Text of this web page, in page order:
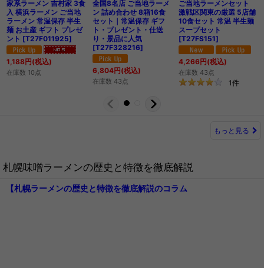
家系ラーメン 吉村家 3食
入 横浜ラーメン ご当地
ラーメン 常温保存 半生
麺 お土産 ギフト プレゼ
ント [T27F011925]
1,188 円(税込)
在庫数 10点
全国8名店 ご当地ラーメ
ン 詰め合わせ 8箱16食
セット｜常温保存 ギフ
ト・プレゼント・仕送
り・景品に人気
[T27F328216]
6,804円(税込)
在庫数 43点
ご当地ラーメンセット
激戦区関東の厳選 5店舗
10食セット 常温 半生麺
スープセット
[T27FS151]
4,266 円(税込)
在庫数 43点
1件
もっと見る
札幌味噌ラーメンの歴史と特徴を徹底解説
【札幌ラーメンの歴史と特徴を徹底解説のコラム